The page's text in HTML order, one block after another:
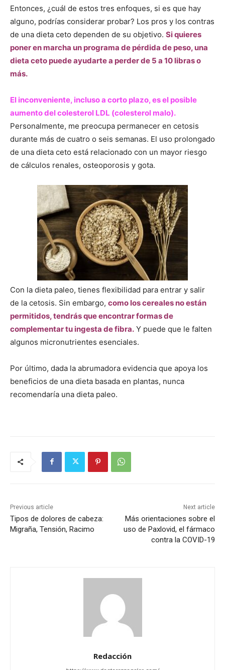
Entonces, ¿cuál de estos tres enfoques, si es que hay
alguno, podrías considerar probar? Los pros y los contras
de una dieta ceto dependen de su objetivo. Si quieres
poner en marcha un programa de pérdida de peso, una
dieta ceto puede ayudarte a perder de 5 a 10 libras o
más.
El inconveniente, incluso a corto plazo, es el posible
aumento del colesterol LDL (colesterol malo).
Personalmente, me preocupa permanecer en cetosis
durante más de cuatro o seis semanas. El uso prolongado
de una dieta ceto está relacionado con un mayor riesgo
de cálculos renales, osteoporosis y gota.
Con la dieta paleo, tienes flexibilidad para entrar y salir
de la cetosis. Sin embargo, como los cereales no están
permitidos, tendrás que encontrar formas de
complementar tu ingesta de fibra. Y puede que le falten
algunos micronutrientes esenciales.
Por último, dada la abrumadora evidencia que apoya los
beneficios de una dieta basada en plantas, nunca
recomendaría una dieta paleo.
Previous article
Tipos de dolores de cabeza:
Migraña, Tensión, Racimo
Next article
Más orientaciones sobre el
uso de Paxlovid, el fármaco
contra la COVID-19
Redacción